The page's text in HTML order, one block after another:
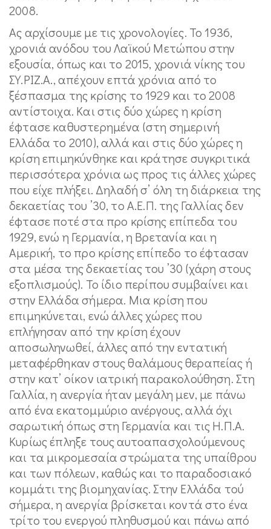
2008.
Ας αρχίσουμε με τις χρονολογίες. Το 1936,
χρονιά ανόδου του Λαϊκού Μετώπου στην
εξουσία, όπως και το 2015, χρονιά νίκης του
ΣΥ.ΡΙΖ.Α., απέχουν επτά χρόνια από το
ξέσπασμα της κρίσης το 1929 και το 2008
αντίστοιχα. Και στις δύο χώρες η κρίση
έφτασε καθυστερημένα (στη σημερινή
Ελλάδα το 2010), αλλά και στις δύο χώρες η
κρίση επιμηκύνθηκε και κράτησε συγκριτικά
περισσότερα χρόνια ως προς τις άλλες χώρες
που είχε πλήξει. Δηλαδή σ’ όλη τη διάρκεια της
δεκαετίας του ’30, το Α.Ε.Π. της Γαλλίας δεν
έφτασε ποτέ στα προ κρίσης επίπεδα του
1929, ενώ η Γερμανία, η Βρετανία και η
Αμερική, το προ κρίσης επίπεδο το έφτασαν
στα μέσα της δεκαετίας του ’30 (χάρη στους
εξοπλισμούς). Το ίδιο περίπου συμβαίνει και
στην Ελλάδα σήμερα. Μια κρίση που
επιμηκύνεται, ενώ άλλες χώρες που
επλήγησαν από την κρίση έχουν
αποσωληνωθεί, άλλες από την εντατική
μεταφέρθηκαν στους θαλάμους θεραπείας ή
στην κατ’ οίκον ιατρική παρακολούθηση. Στη
Γαλλία, η ανεργία ήταν μεγάλη μεν, με πάνω
από ένα εκατομμύριο ανέργους, αλλά όχι
σαρωτική όπως στη Γερμανία και τις Η.Π.Α.
Κυρίως έπληξε τους αυτοαπασχολούμενους
και τα μικρομεσαία στρώματα της υπαίθρου
και των πόλεων, καθώς και το παραδοσιακό
κομμάτι της βιομηχανίας. Στην Ελλάδα τού
σήμερα, η ανεργία βρίσκεται κοντά στο ένα
τρίτο του ενεργού πληθυσμού και πάνω από